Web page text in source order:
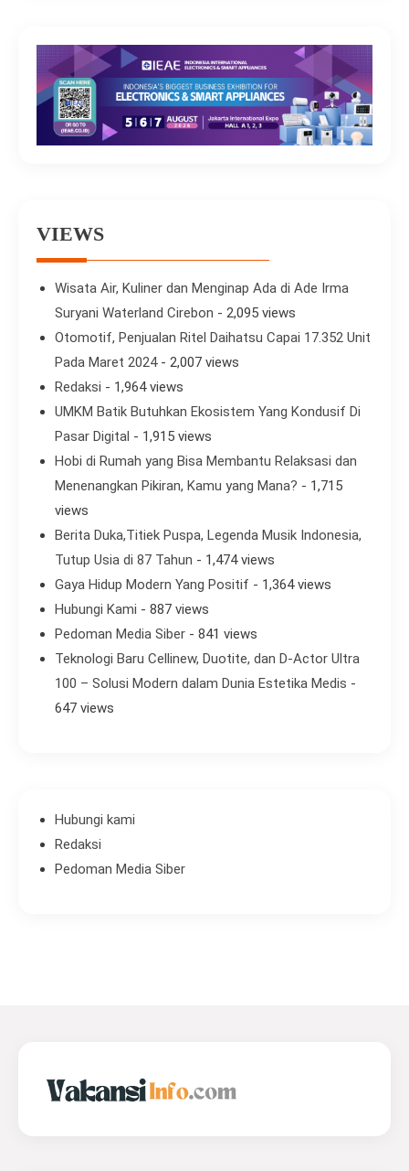
VIEWS
Wisata Air, Kuliner dan Menginap Ada di Ade Irma
Suryani Waterland Cirebon - 2,095 views
Otomotif, Penjualan Ritel Daihatsu Capai 17.352 Unit
Pada Maret 2024- 2,007 views
Redaksi - 1,964 views
UMKM Batik Butuhkan Ekosistem Yang Kondusif Di
Pasar Digital - 1,915 views
Hobi di Rumah yang Bisa Membantu Relaksasi dan
Menenangkan Pikiran, Kamu yang Mana? - 1,715
views
Berita Duka,Titiek Puspa, Legenda Musik Indonesia,
Tutup Usia di 87 Tahun - 1,474 views
Gaya Hidup Modern Yang Positif - 1,364 views
Hubungi Kami - 887 views
Pedoman Media Siber - 841 views
Teknologi Baru Cellinew, Duotite, dan D-Actor Ultra
100 – Solusi Modern dalam Dunia Estetika Medis -
647 views
Hubungi kami
Redaksi
Pedoman Media Siber